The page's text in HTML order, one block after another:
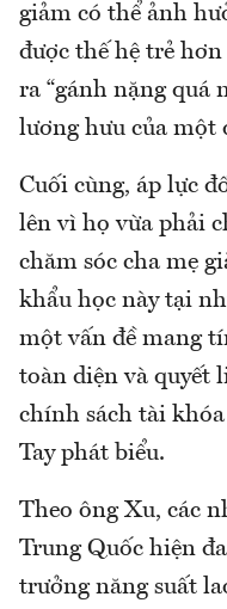
giảm có thể ảnh
được thế hệ trẻ hơn
ra “gánh nặng quá
lương hưu của một
Cuối cùng, áp lực
lên vì họ vừa phải
chăm sóc cha mẹ
khẩu học này tại
một vấn đề mang
toàn diện và quyết
chính sách tài
Tay phát biểu.
Theo ông Xu, các
Trung Quốc hiện
trưởng năng suất